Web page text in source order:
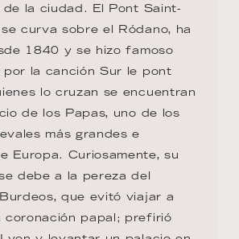
de la ciudad. El Pont Saint-
curva sobre el Ródano, ha
1840 y se hizo famoso
por la canción Sur le pont
lo cruzan se encuentran
de los Papas, uno de los
más grandes e
Europa. Curiosamente, su
debe a la pereza del
que evitó viajar a
coronación papal; prefirió